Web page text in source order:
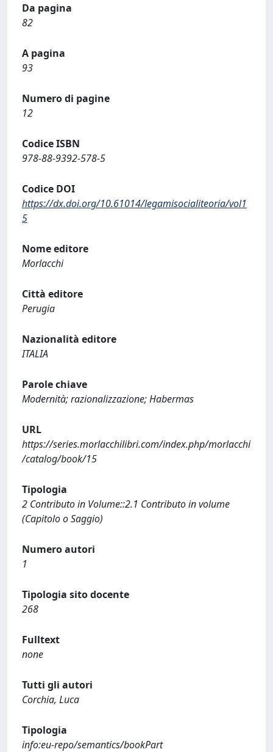
Da pagina
82
A pagina
93
Numero di pagine
12
Codice ISBN
978-88-9392-578-5
Codice DOI
https://dx.doi.org/10.61014/legamisocialiteoria/vol1
5
Nome editore
Morlacchi
Città editore
Perugia
Nazionalità editore
ITALIA
Parole chiave
Modernità; razionalizzazione; Habermas
URL
https://series.morlacchilibri.com/index.php/morlacchi
/catalog/book/15
Tipologia
2 Contributo in Volume::2.1 Contributo in volume
(Capitolo o Saggio)
Numero autori
1
Tipologia sito docente
268
Fulltext
none
Tutti gli autori
Corchia, Luca
Tipologia
info:eu-repo/semantics/bookPart